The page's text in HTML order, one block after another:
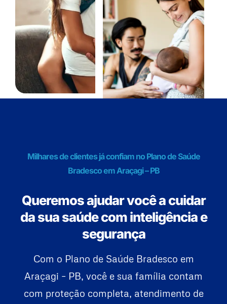
Milhares de clientes já confiam no Plano de Saúde
Bradesco em Araçagi – PB
Queremos ajudar você a cuidar
da sua saúde com inteligência e
segurança
Com o Plano de Saúde Bradesco em
Araçagi – PB, você e sua família contam
com proteção completa, atendimento de